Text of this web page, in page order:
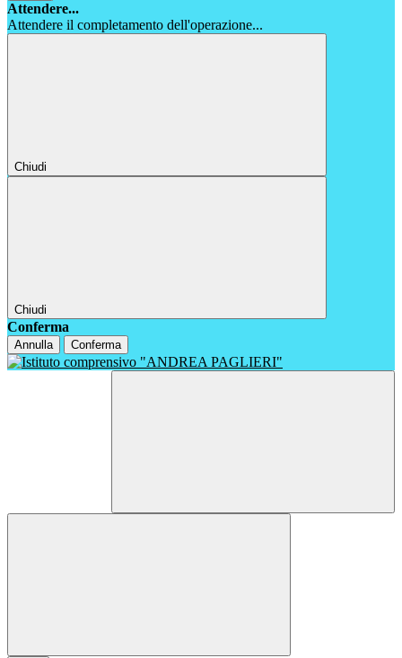
Attendere...
Attendere il completamento dell'operazione...
Chiudi
Chiudi
Conferma
Annulla Conferma